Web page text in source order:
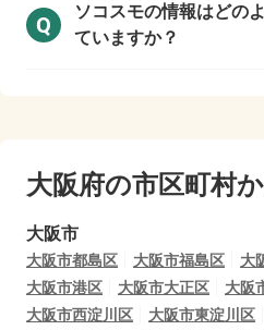
Q
ソコスモの情報はどの
ていますか？
大阪府の市区町村
大阪市
大阪市都島区 大阪市福島区 大
大阪市港区
大阪市大正区 大阪
大阪市西淀川区
大阪市東淀川区